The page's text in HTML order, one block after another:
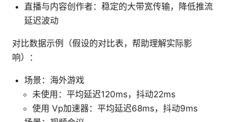
直播与内容创作者：稳定的大带宽传输，降低推流
延迟波动
对比数据示例（假设的对比表，帮助理解实际影
响）：
场景：海外游戏
未使用：平均延迟120ms，抖动22ms
使用 Vp加速器：平均延迟68ms，抖动9ms